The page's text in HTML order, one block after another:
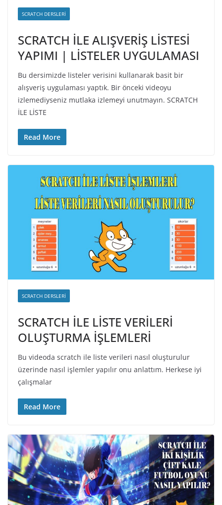
SCRATCH DERSLERI
SCRATCH İLE ALIŞVERİŞ LİSTESİ
YAPIMI | LİSTELER UYGULAMASI
Bu dersimizde listeler verisini kullanarak basit bir
alışveriş uygulaması yaptık. Bir önceki videoyu
izlemediyseniz mutlaka izlemeyi unutmayın. SCRATCH
İLE LİSTE
Read More
SCRATCH DERSLERI
SCRATCH İLE LİSTE VERİLERİ
OLUŞTURMA İŞLEMLERİ
Bu videoda scratch ile liste verileri nasıl oluşturulur
üzerinde nasıl işlemler yapılır onu anlattım. Herkese iyi
çalışmalar
Read More